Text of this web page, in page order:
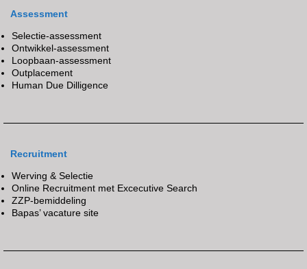
Assessment
Selectie-assessment
Ontwikkel-assessment
Loopbaan-assessment
Outplacement
Human Due Dilligence
Recruitment
Werving & Selectie
Online Recruitment met Excecutive Search
ZZP-bemiddeling
Bapas’ vacature site